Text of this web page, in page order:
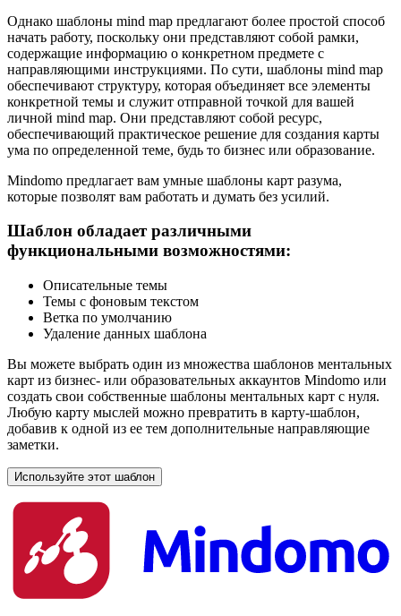
Однако шаблоны mind map предлагают более простой способ
начать работу, поскольку они представляют собой рамки,
содержащие информацию о конкретном предмете с
направляющими инструкциями. По сути, шаблоны mind map
обеспечивают структуру, которая объединяет все элементы
конкретной темы и служит отправной точкой для вашей
личной mind map. Они представляют собой ресурс,
обеспечивающий практическое решение для создания карты
ума по определенной теме, будь то бизнес или образование.
Mindomo предлагает вам умные шаблоны карт разума,
которые позволят вам работать и думать без усилий.
Шаблон обладает различными
функциональными возможностями:
Описательные темы
Темы с фоновым текстом
Ветка по умолчанию
Удаление данных шаблона
Вы можете выбрать один из множества шаблонов ментальных
карт из бизнес- или образовательных аккаунтов Mindomo или
создать свои собственные шаблоны ментальных карт с нуля.
Любую карту мыслей можно превратить в карту-шаблон,
добавив к одной из ее тем дополнительные направляющие
заметки.
Используйте этот шаблон